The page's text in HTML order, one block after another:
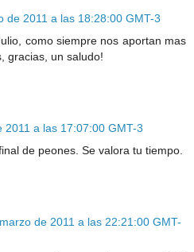
de 2011 a las 18:28:00 GMT-3
como siempre nos aportan mas
gracias, un saludo!
2011 a las 17:07:00 GMT-3
de peones. Se valora tu tiempo.
de 2011 a las 22:21:00 GMT-